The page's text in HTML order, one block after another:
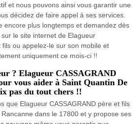
et nous pouvons ainsi vous garantir une
décidez de faire appel à ses services.
encore plus longtemps et demandez dès
le site internet de Elagueur
fils ou appelez-le sur son mobile et
uniquement ce mois-ci !!
? Elagueur CASSAGRAND
vous aider à Saint Quantin De
pas du tout chers !!
que Elagueur CASSAGRAND père et fils
dans le 17800 et y propose ses